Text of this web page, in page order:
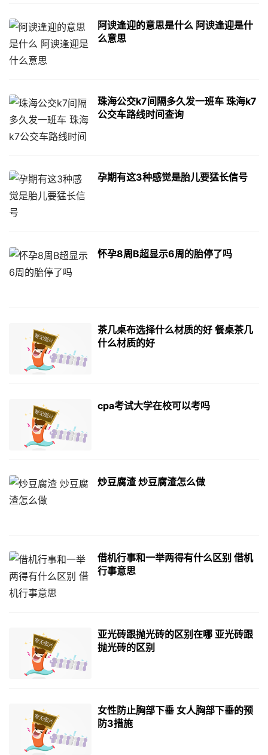
阿谀逢迎的意思是什么 阿谀逢迎是什
么意思
珠海公交k7间隔多久发一班车 珠海k7
公交车路线时间查询
孕期有这3种感觉是胎儿要猛长信号
怀孕8周B超显示6周的胎停了吗
茶几桌布选择什么材质的好 餐桌茶几
什么材质的好
cpa考试大学在校可以考吗
炒豆腐渣 炒豆腐渣怎么做
借机行事和一举两得有什么区别 借机
行事意思
亚光砖跟抛光砖的区别在哪 亚光砖跟
抛光砖的区别
女性防止胸部下垂 女人胸部下垂的预
防3措施